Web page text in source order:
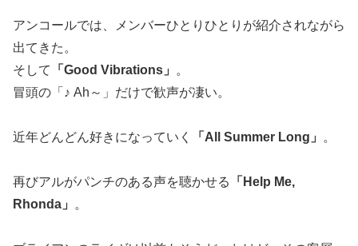
アンコールでは、メンバーひとりひとりが紹介されながら
出てきた。
そして
「Good Vibrations」
。
冒頭の「♪ Ah～」だけで歓声が凄い。
近年どんどん好きになっていく 「All Summer Long」 。
再びアルがパンチのある声を聴かせる
「Help Me,
Rhonda」
。